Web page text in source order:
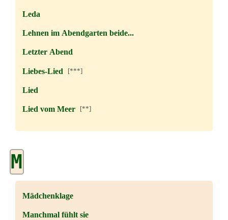
Leda
Lehnen im Abendgarten beide...
Letzter Abend
Liebes-Lied [***]
Lied
Lied vom Meer[**]
M
Mädchenklage
Manchmal fühlt sie